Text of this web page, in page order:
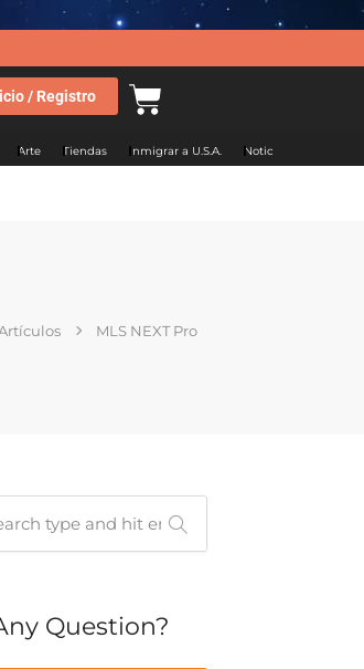
/ Registro
Arte Tiendas Inmigrar a U.S.A. Noticias Argentina
MLS NEXT Pro
Question?